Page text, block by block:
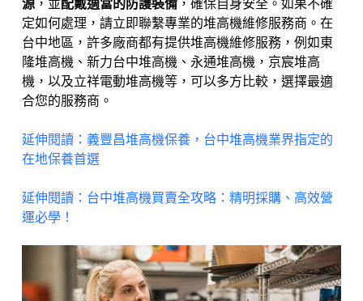
源，並配戴適當的防護裝備，確保自身安全。如果不確
定如何處理，請立即聯繫專業的堆高機維修服務商。在
台中地區，許多廠商都有提供堆高機維修服務，例如東
隆堆高機、新力台中堆高機、永通堆高機，京宸堆高
機，以及立祥電動堆高機等，可以多方比較，選擇最適
合您的服務商。
延伸閱讀：義豐昌堆高機保養，台中堆高機業界指定的
在地保養首選
延伸閱讀：台中堆高機買賣全攻略：精明採購、高效營
運必學！